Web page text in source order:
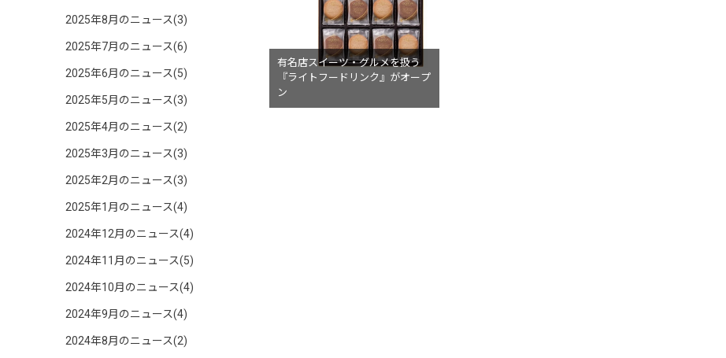
2025年8月のニュース(3)
2025年7月のニュース(6)
2025年6月のニュース(5)
2025年5月のニュース(3)
2025年4月のニュース(2)
2025年3月のニュース(3)
2025年2月のニュース(3)
2025年1月のニュース(4)
2024年12月のニュース(4)
2024年11月のニュース(5)
2024年10月のニュース(4)
2024年9月のニュース(4)
2024年8月のニュース(2)
有名店スイーツ・グルメを扱う
『ライトフードリンク』がオープ
ン